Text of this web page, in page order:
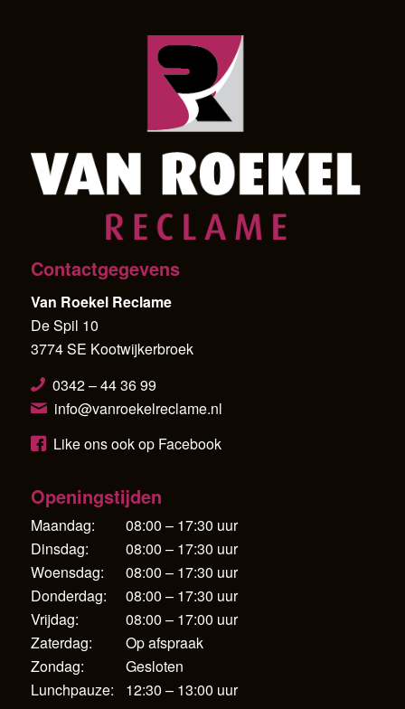
Contactgegevens
Van Roekel Reclame
De Spil 10
3774 SE Kootwijkerbroek
0342 – 44 36 99
info@vanroekelreclame.nl
Like ons ook op Facebook
Openingstijden
Maandag:
08:00 – 17:30 uur
Dinsdag:
08:00 – 17:30 uur
Woensdag:
08:00 – 17:30 uur
Donderdag:
08:00 – 17:30 uur
Vrijdag:
08:00 – 17:00 uur
Zaterdag:
Op afspraak
Zondag:
Gesloten
Lunchpauze:
12:30 – 13:00 uur